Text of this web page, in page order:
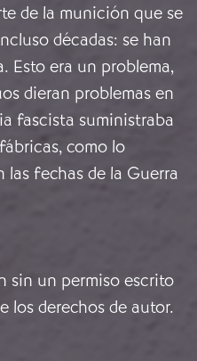
de la munición que se
décadas: se han
Esto era un problema,
dieran problemas en
fascista suministraba
como lo
las fechas de la Guerra
sin un permiso escrito
los derechos de autor.